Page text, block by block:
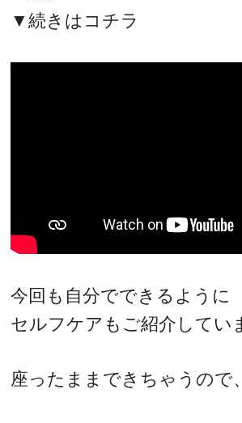
▼続きはコチラ
今回も自分でできるように
セルフケアもご紹介してい
座ったままできちゃうので、